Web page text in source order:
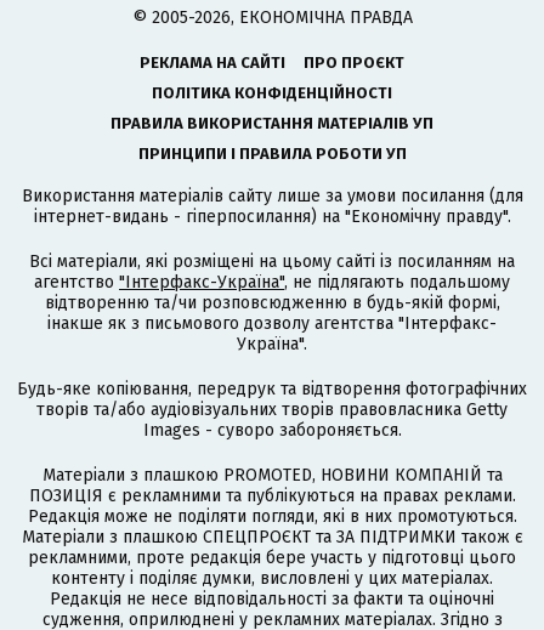
© 2005-2026, ЕКОНОМІЧНА ПРАВДА
РЕКЛАМА НА САЙТІ
ПРО ПРОЄКТ
ПОЛІТИКА КОНФІДЕНЦІЙНОСТІ
ПРАВИЛА ВИКОРИСТАННЯ МАТЕРІАЛІВ УП
ПРИНЦИПИ І ПРАВИЛА РОБОТИ УП
Використання матеріалів сайту лише за умови посилання (для
інтернет-видань - гіперпосилання) на "Економічну правду".
Всі матеріали, які розміщені на цьому сайті із посиланням на
агентство "Інтерфакс-Україна", не підлягають подальшому
відтворенню та/чи розповсюдженню в будь-якій формі,
інакше як з письмового дозволу агентства "Інтерфакс-
Україна".
Будь-яке копіювання, передрук та відтворення фотографічних
творів та/або аудіовізуальних творів правовласника Getty
Images - суворо забороняється.
Матеріали з плашкою PROMOTED, НОВИНИ КОМПАНІЙ та
ПОЗИЦІЯ є рекламними та публікуються на правах реклами.
Редакція може не поділяти погляди, які в них промотуються.
Матеріали з плашкою СПЕЦПРОЄКТ та ЗА ПІДТРИМКИ також є
рекламними, проте редакція бере участь у підготовці цього
контенту і поділяє думки, висловлені у цих матеріалах.
Редакція не несе відповідальності за факти та оціночні
судження, оприлюднені у рекламних матеріалах. Згідно з